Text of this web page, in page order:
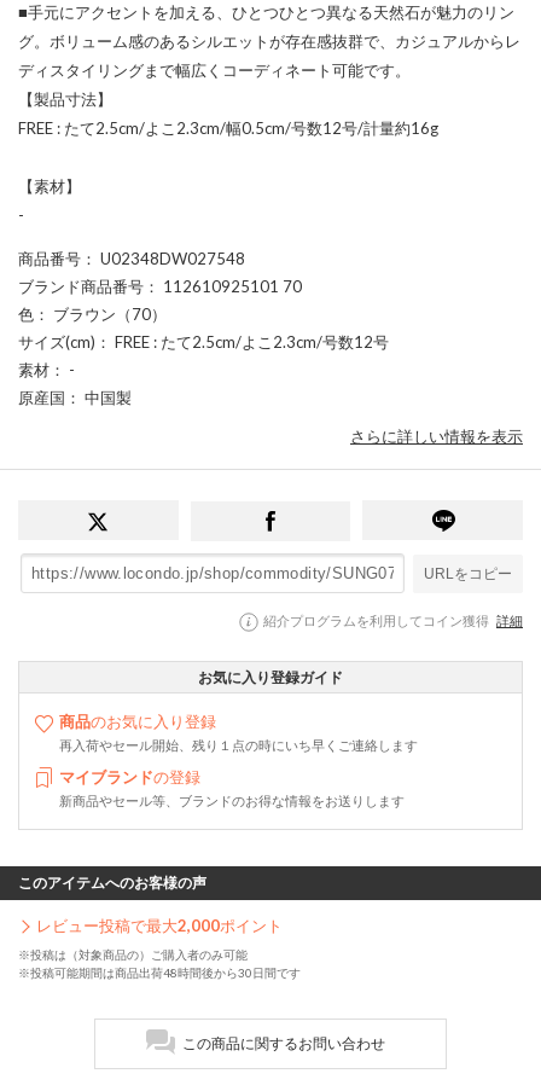
■手元にアクセントを加える、ひとつひとつ異なる天然石が魅力のリン
グ。ボリューム感のあるシルエットが存在感抜群で、カジュアルからレ
ディスタイリングまで幅広くコーディネート可能です。
【製品寸法】
FREE : たて2.5cm/よこ2.3cm/幅0.5cm/号数12号/計量約16g
【素材】
-
商品番号 ： U02348DW027548
ブランド商品番号 ： 112610925101 70
色 ： ブラウン（70）
サイズ(cm) ： FREE : たて2.5cm/よこ2.3cm/号数12号
素材 ： -
原産国 ： 中国製
さらに詳しい情報を表示
URLをコピー
紹介プログラムを利用してコイン獲得 詳細
お気に入り登録ガイド
商品のお気に入り登録
再入荷やセール開始、残り１点の時にいち早くご連絡します
マイブランドの登録
新商品やセール等、ブランドのお得な情報をお送りします
このアイテムへのお客様の声
レビュー投稿で最大2,000ポイント
※投稿は（対象商品の）ご購入者のみ可能
※投稿可能期間は商品出荷48時間後から30日間です
この商品に関するお問い合わせ